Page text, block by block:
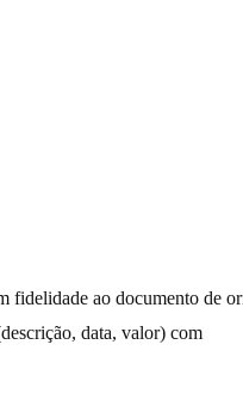
ao documento de
data, valor) com